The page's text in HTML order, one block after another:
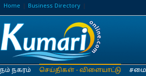
Home Business Directory
நம் நகரம்
செய்திகள் - விளையாட்டு